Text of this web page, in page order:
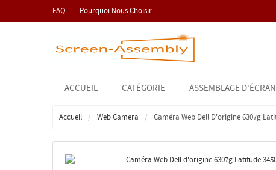
FAQ Pourquoi Nous Choisir
ACCUEIL CATÉGORIE ASSEMBLAGE
Accueil Web Camera Caméra Web Dell D'origine 6307g